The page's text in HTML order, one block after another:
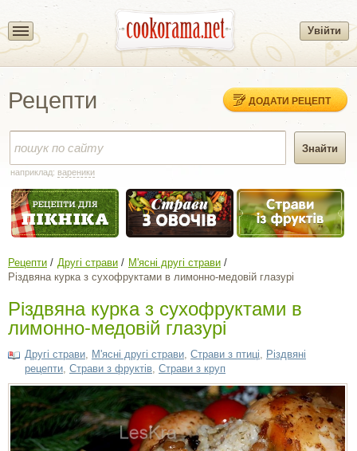
Увійти
Рецепти ДОДАТИ РЕЦЕПТ
наприклад: вареники
Рецепти Другі страви
М'ясні другі страви
Різдвяна курка з сухофруктами в лимонно-медовій глазурі
Різдвяна курка з сухофруктами в
лимонно-медовій глазурі
Другі страви М'ясні другі страви Страви з птиці
Різдвяні
рецепти Страви з фруктів Страви з круп